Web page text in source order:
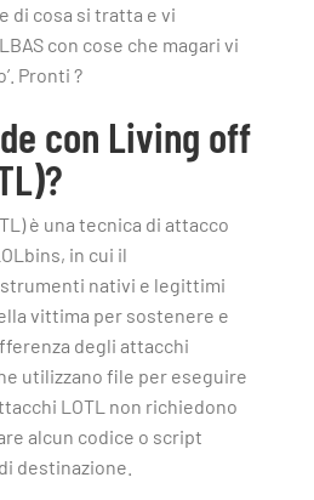
di cosa si tratta e vi
con cose che magari vi
Pronti ?
con Living off
è una tecnica di attacco
in cui il
nativi e legittimi
vittima per sostenere e
degli attacchi
utilizzano file per eseguire
LOTL non richiedono
alcun codice o script
destinazione.